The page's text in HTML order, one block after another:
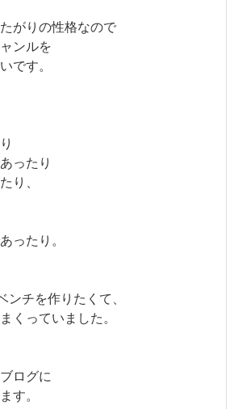
がりの性格なので
ンルを
です。
ったり
り、
ったり。
ンチを作りたくて、
くっていました。
ログに
す。